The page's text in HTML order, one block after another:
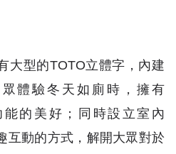
大型的TOTO立體字，內建
體驗冬天如廁時，擁有
能的美好；同時設立室內
互動的方式，解開大眾對於